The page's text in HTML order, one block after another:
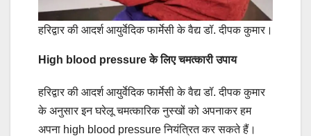
हरिद्वार की आदर्श आयुर्वेदिक फार्मेसी के वैद्य डॉ. दीपक कुमार।
High blood pressure के लिए चमत्कारी उपाय
हरिद्वार की आदर्श आयुर्वेदिक फार्मेसी के वैद्य डॉ. दीपक कुमार
के अनुसार इन घरेलू चमत्कारिक नुस्खों को अपनाकर हम
अपना high blood pressure नियंत्रित कर सकते हैं।